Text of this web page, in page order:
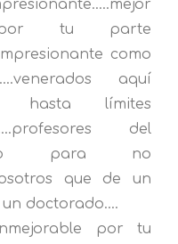
por tu parte
como
aquí
hasta límites
del
para no
que de un
doctorado....
por tu